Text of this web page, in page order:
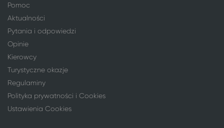
Łódź
Łódź
Karpacz
Łódź
Świeradów-Zdrój
Łódź
Łódź
Jarosławiec, gm. Postomino
Łódź
Kraków
Pomoc
Aktualności
Pytania i odpowiedzi
Opinie
Kierowcy
Turystyczne okazje
Regulaminy
Polityka prywatności i Cookies
Ustawienia Cookies